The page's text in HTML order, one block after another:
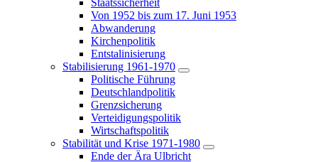
Staatssicherheit
Von 1952 bis zum 17. Juni 1953
Abwanderung
Kirchenpolitik
Entstalinisierung
Stabilisierung 1961-1970
Politische Führung
Deutschlandpolitik
Grenzsicherung
Verteidigungspolitik
Wirtschaftspolitik
Stabilität und Krise 1971-1980
Ende der Ära Ulbricht